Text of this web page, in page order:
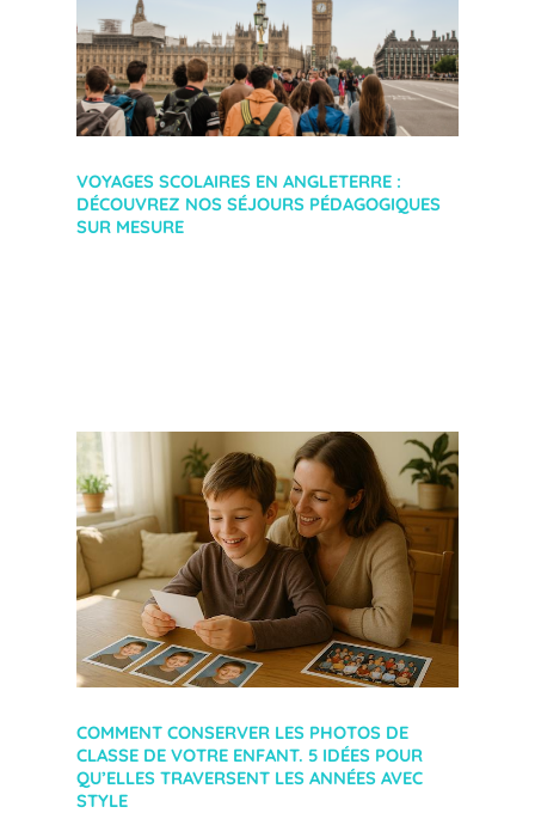
VOYAGES SCOLAIRES EN ANGLETERRE :
DÉCOUVREZ NOS SÉJOURS PÉDAGOGIQUES
SUR MESURE
COMMENT CONSERVER LES PHOTOS DE
CLASSE DE VOTRE ENFANT. 5 IDÉES POUR
QU’ELLES TRAVERSENT LES ANNÉES AVEC
STYLE